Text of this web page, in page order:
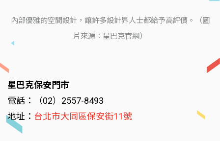
內部優雅的空間設計，讓許多設計界人士都給予高評價。（圖
片來源：星巴克官網）
星巴克保安門市
電話：（02）2557-8493
地址： 台北市大同區保安街11號